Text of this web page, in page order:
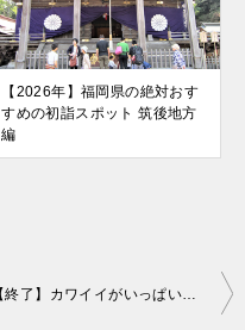
【2026年】福岡県の絶対おす
すめの初詣スポット 筑後地方
編